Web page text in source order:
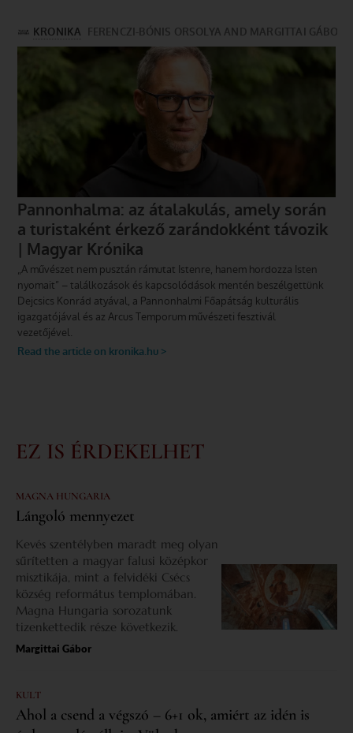
EZ IS ÉRDEKELHET
MAGNA HUNGARIA
Lángoló mennyezet
Kevés szentélyben maradt meg olyan
sűrítetten a magyar falusi középkor
misztikája, mint a felvidéki Csécs
község református templomában.
Magna Hungaria sorozatunk
tizenkettedik része következik.
Margittai Gábor
KULT
Ahol a csend a végszó – 6+1 ok, amiért az idén is